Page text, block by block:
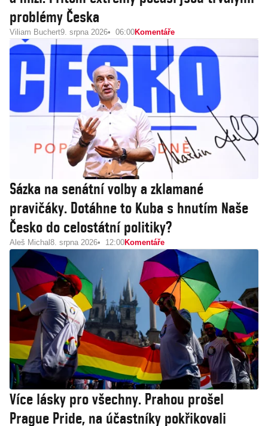
problémy Česka
Viliam Buchert9. srpna 2026 06:00Komentáře
Sázka na senátní volby a zklamané
pravičáky. Dotáhne to Kuba s hnutím Naše
Česko do celostátní politiky?
Aleš Michal 8. srpna 2026 12:00Komentáře
Více lásky pro všechny. Prahou prošel
Prague Pride, na účastníky pokřikovali